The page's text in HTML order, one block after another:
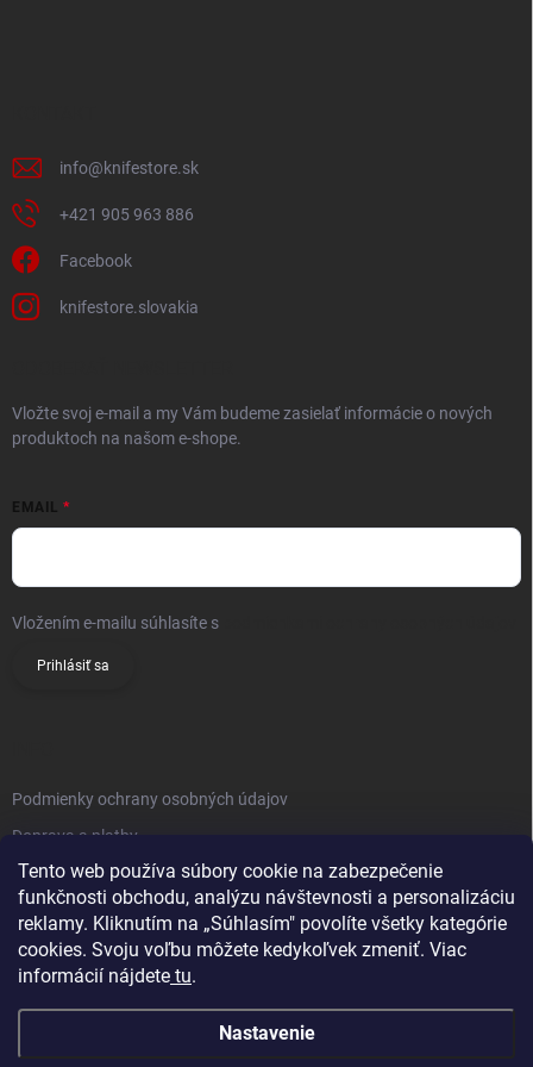
Tento web používa súbory cookie na zabezpečenie
funkčnosti obchodu, analýzu návštevnosti a personalizáciu
reklamy. Kliknutím na „Súhlasím" povolíte všetky kategórie
cookies. Svoju voľbu môžete kedykoľvek zmeniť. Viac
informácií nájdete tu.
Nastavenie
info@knifestore.sk
+421 905 963 886
Facebook
knifestore.slovakia
Vložte svoj e-mail a my Vám budeme zasielať informácie o nových
produktoch na našom e-shope.
EMAIL
Vložením e-mailu súhlasíte s
Prihlásiť sa
Podmienky ochrany osobných údajov
Doprava a platby
Obchodné podmienky
Reklamačný poriadok
Vrátenie tovaru
Kontakty